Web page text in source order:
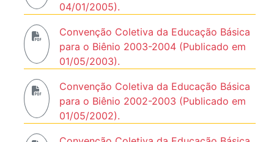
04/01/2005).
Convenção Coletiva da Educação Básica
para o Biênio 2003-2004 (Publicado em
01/05/2003).
Convenção Coletiva da Educação Básica
para o Biênio 2002-2003 (Publicado em
01/05/2002).